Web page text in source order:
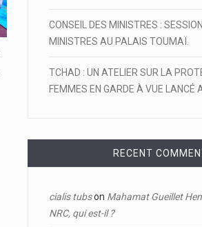
CONSEIL DES MINISTRES :
MINISTRES AU PALAIS TOUMAÏ.
TCHAD : UN ATELIER SUR LA
FEMMES EN GARDE À VUE LANCÉ
RECENT
cialis tubson Mahamat Gueillet
NRC, qui est-il ?